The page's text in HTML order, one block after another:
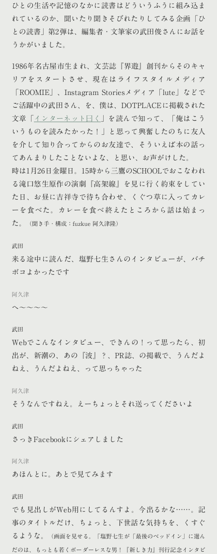
ひとの生活や記憶のなかに読書はどういうふうに組み込ま
れているのか、聞いたり聞きそびれたりしてみる企画「ひ
との読書」第2弾は、編集者・文筆家の武田俊さんにお話を
うかがいました。
1986年名古屋市生まれ、文芸誌『界遊』創刊からそのキャ
リアをスタートさせ、現在はライフスタイルメディア
「ROOMIE」、Instagram Storiesメディア「lute」などで
ご活躍中の武田さん、を、僕は、DOTPLACEに掲載された
文章「
インターネット曰く
」を読んで知って、「俺はこう
いうものを読みたかった！」と思って興奮したのちに友人
を介して知り合ってからのお友達で、そういえば本の話っ
てあんまりしたことないよな、と思い、お声がけした。
時は1月26日金曜日。15時から三鷹のSCHOOLでおこなわれ
る滝口悠生原作の演劇『高架線』を見に行く約束をしてい
た日、お昼に吉祥寺で待ち合わせ、くぐつ草に入ってカレ
ーを食べた。カレーを食べ終えたところから話は始まっ
た。
（聞き手・構成：fuzkue 阿久津隆）
武田
来る途中に読んだ、塩野七生さんのインタビューが、バチ
ボコよかったです
阿久津
へ〜〜〜〜
武田
Webでこんなインタビュー、できんの！って思ったら、初
出が、新潮の、あの『波』？、PR誌、の掲載で、うんだよ
ねえ、うんだよねえ、って思っちゃった
阿久津
そうなんですねえ。えーちょっとそれ送ってくださいよ
武田
さっきFacebookにシェアしました
阿久津
あほんとに。あとで見てみます
武田
でも見出しがWeb用にしてるんすよ。今出るかな……。記
事のタイトルだけ、ちょっと、下世話な気持ちを、くすぐ
るような。
（画面を見せる。「塩野七生が「最後のベッドイン」に選ん
だのは、もっとも若くボーダーレスな男！『新しき力』刊行記念インタビ